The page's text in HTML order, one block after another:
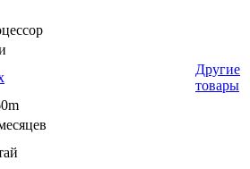
Другие
товары